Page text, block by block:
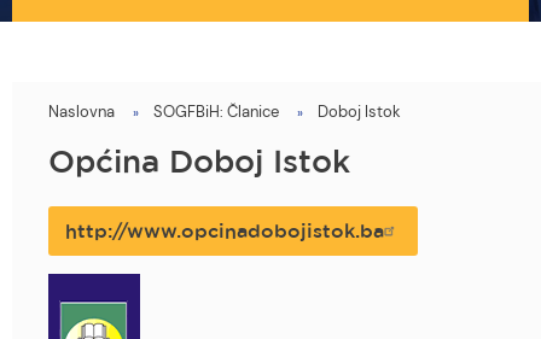
You
are
here
Naslovna SOGFBiH: Članice Doboj Istok
Općina Doboj Istok
http://www.opcinadobojistok.ba